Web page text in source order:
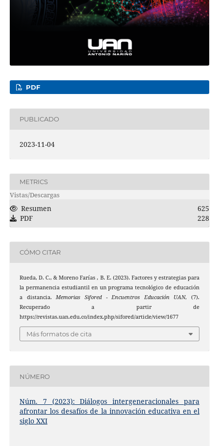
PDF
PUBLICADO
2023-11-04
METRICS
Vistas/Descargas
Resumen
625
PDF
228
CÓMO CITAR
Rueda, D. C., & Moreno Farías , B. E. (2023). Factores y estrategias para
la permanencia estudiantil en un programa tecnológico de educación
a distancia. Memorias Sifored - Encuentros Educación UAN, (7).
Recuperado a partir de
https://revistas.uan.edu.co/index.php/sifored/article/view/1677
Más formatos de cita
NÚMERO
Núm. 7 (2023): Diálogos intergeneracionales para
afrontar los desafíos de la innovación educativa en el
siglo XXI